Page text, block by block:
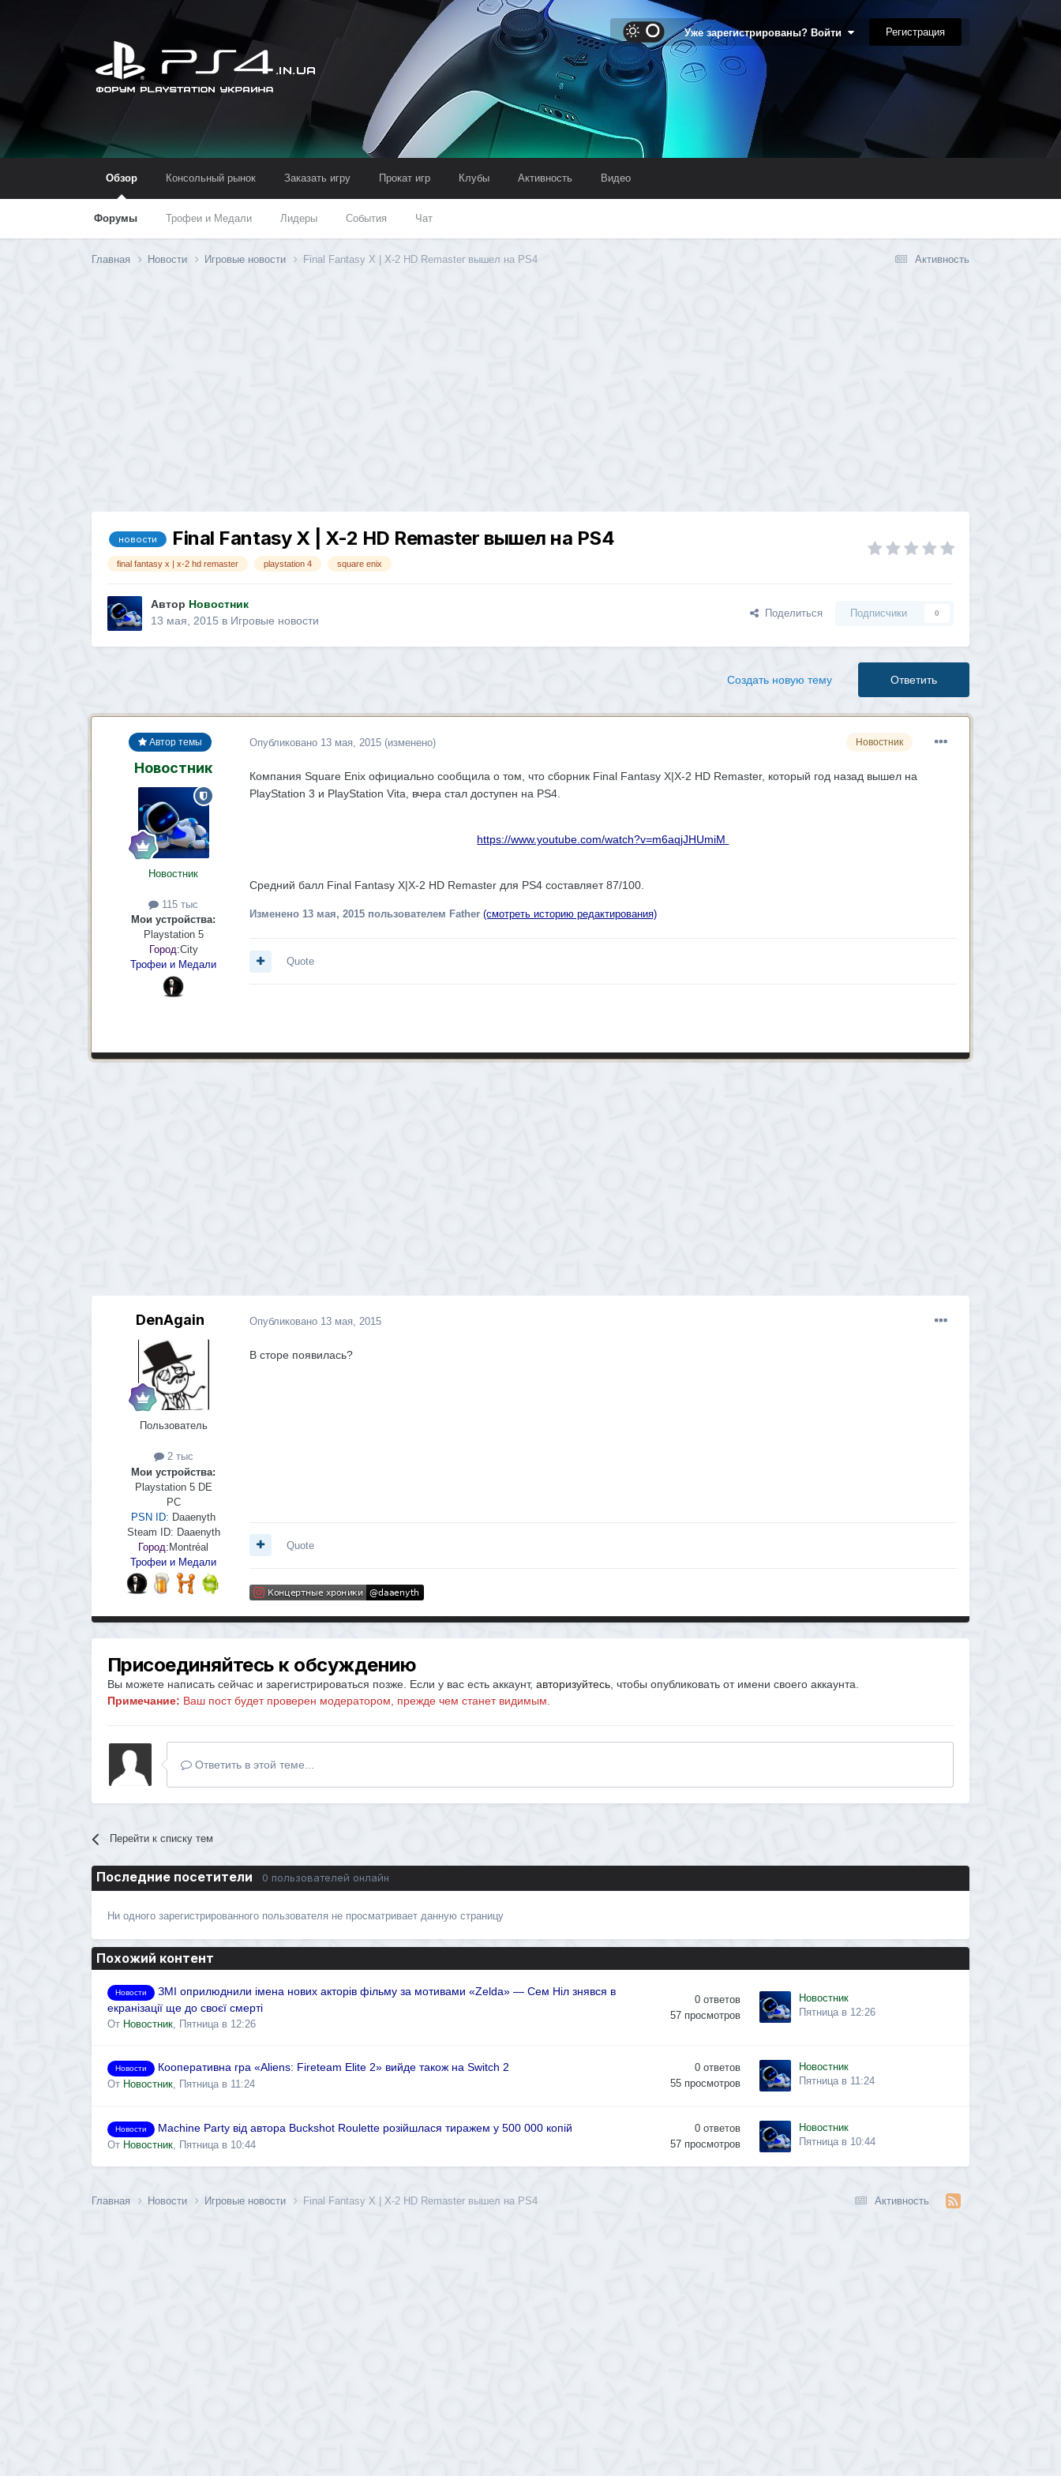
Уже зарегистрированы? Войти Регистрация
Обзор
Форумы Трофеи и Медали Лидеры События Чат
Консольный рынок Заказать игру Прокат игр Клубы Активность Видео
Активность
Главная Новости Игровые новости Final Fantasy X | X-2 HD Remaster вышел на PS4
новости Final Fantasy X | X-2 HD Remaster вышел на PS4
final fantasy x | x-2 hd remaster playstation 4 square enix
Автор Новостник
13 мая, 2015 в Игровые новости
Поделиться Подписчики 0
Ответить
Создать новую тему
Автор темы
Новостник
Новостник
115 тыс
Мои устройства:
Playstation 5
Город:City
Трофеи и Медали
Новостник
Опубликовано 13 мая, 2015 (изменено)
Компания Square Enix официально сообщила о том, что сборник Final Fantasy X|X-2 HD Remaster, который год назад вышел на
PlayStation 3 и PlayStation Vita, вчера стал доступен на PS4.
https://www.youtube.com/watch?v=m6aqjJHUmiM
Средний балл Final Fantasy X|X-2 HD Remaster для PS4 составляет 87/100.
Изменено 13 мая, 2015пользователем Father (смотреть историю редактирования)
Quote
DenAgain
Пользователь
2 тыс
Мои устройства:
Playstation 5 DE
PC
PSN ID: Daaenyth
Steam ID: Daaenyth
Город:Montréal
Трофеи и Медали
Опубликовано 13 мая, 2015
В сторе появилась?
Quote
Присоединяйтесь к обсуждению
Вы можете написать сейчас и зарегистрироваться позже. Если у вас есть аккаунт, авторизуйтесь, чтобы опубликовать от имени своего аккаунта.
Примечание: Ваш пост будет проверен модератором, прежде чем станет видимым.
Ответить в этой теме...
Перейти к списку тем
Последние посетители 0 пользователей онлайн
Ни одного зарегистрированного пользователя не просматривает данную страницу
Похожий контент
Новости
ЗМІ оприлюднили імена нових акторів фільму за мотивами «Zelda» — Сем Ніл знявся в
екранізації ще до своєї смерті
От Новостник, Пятница в 12:26
0 ответов
57 просмотров
Новостник
Пятница в 12:26
Новости
Кооперативна гра «Aliens: Fireteam Elite 2» вийде також на Switch 2
От Новостник, Пятница в 11:24
0 ответов
55 просмотров
Новостник
Пятница в 11:24
Новости
Machine Party від автора Buckshot Roulette розійшлася тиражем у 500 000 копій
От Новостник, Пятница в 10:44
0 ответов
57 просмотров
Новостник
Пятница в 10:44
Активность
Главная Новости Игровые новости Final Fantasy X | X-2 HD Remaster вышел на PS4